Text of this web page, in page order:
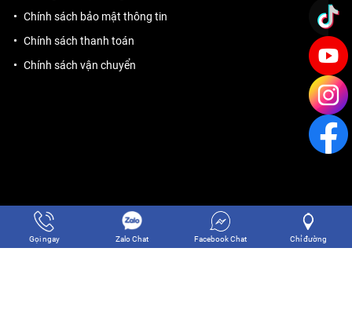
Chính sách bảo mật thông tin
Chính sách thanh toán
Chính sách vận chuyển
Gọi ngay Zalo Chat Facebook Chat Chỉ đường